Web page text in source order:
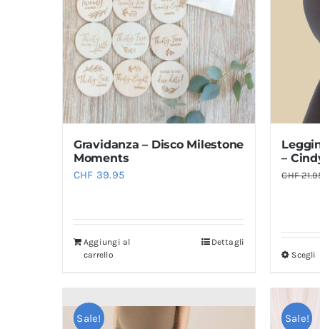
Gravidanza – Disco Milestone
Moments
CHF 39.95
Aggiungi al
carrello
Dettagli
–
CHF
Scegli
Sale! Sale!